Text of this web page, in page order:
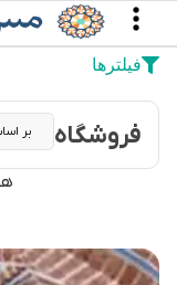
فیلترها
فروشگاه